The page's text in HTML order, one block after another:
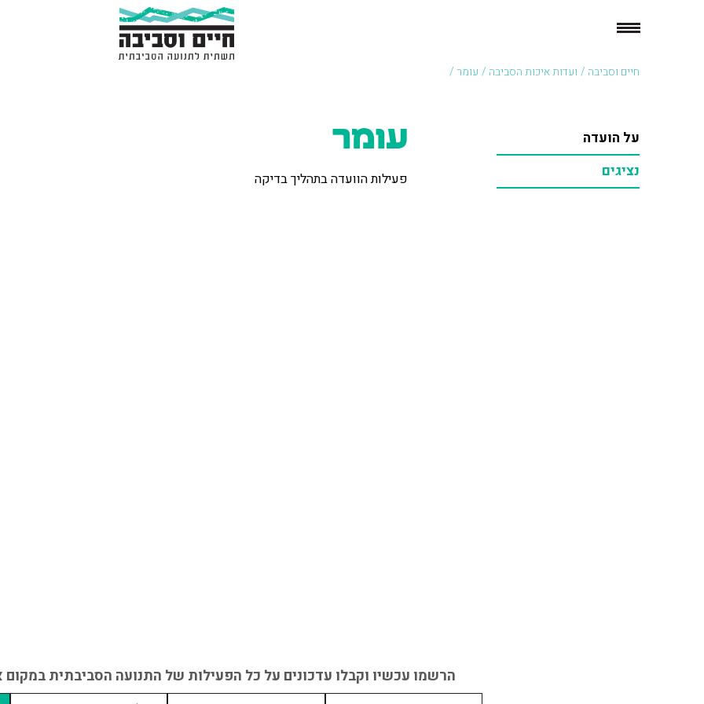
חיים וסביבה / ועדות איכות הסביבה / עומר /
על הועדה
נציגים
עומר
פעילות הוועדה בתהליך בדיקה
הרשמו עכשיו וקבלו עדכונים על כל הפעילות של התנועה הסביבתית במקום